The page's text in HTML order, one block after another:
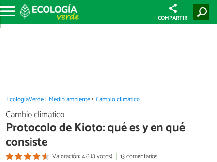
COMPARTIR
EcologíaVerde Medio ambiente Cambio climático
Cambio climático
Protocolo de Kioto: qué es y en qué
consiste
Valoración: 4.6 (8 votos)
13 comentarios